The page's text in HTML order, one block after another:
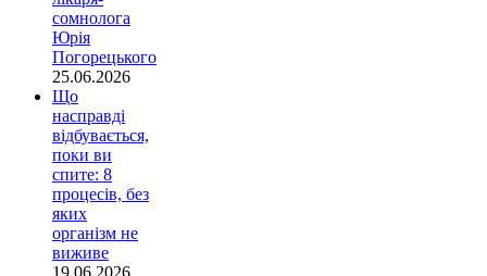
сомнолога
Юрія
Погорецького
25.06.2026
Що
насправді
відбувається,
поки ви
спите: 8
процесів, без
яких
організм не
виживе
19.06.2026